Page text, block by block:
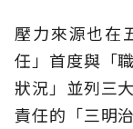
壓力來源也在
任」首度與「
狀況」並列三
責任的「三明